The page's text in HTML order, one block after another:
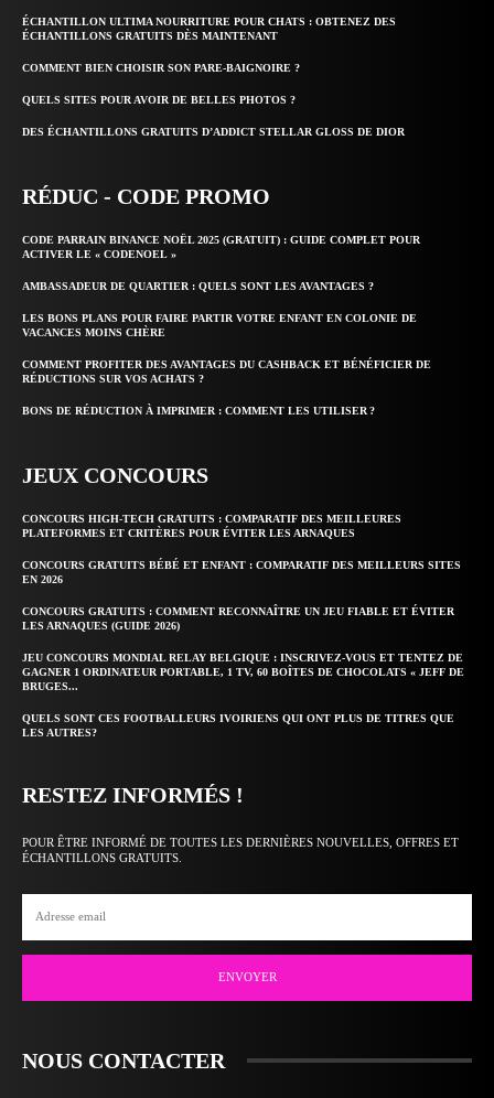
ÉCHANTILLON ULTIMA NOURRITURE POUR CHATS : OBTENEZ DES
ÉCHANTILLONS GRATUITS DÈS MAINTENANT
COMMENT BIEN CHOISIR SON PARE-BAIGNOIRE ?
QUELS SITES POUR AVOIR DE BELLES PHOTOS ?
DES ÉCHANTILLONS GRATUITS D’ADDICT STELLAR GLOSS DE DIOR
RÉDUC - CODE PROMO
CODE PARRAIN BINANCE NOËL 2025 (GRATUIT) : GUIDE COMPLET POUR
ACTIVER LE « CODENOEL »
AMBASSADEUR DE QUARTIER : QUELS SONT LES AVANTAGES ?
LES BONS PLANS POUR FAIRE PARTIR VOTRE ENFANT EN COLONIE DE
VACANCES MOINS CHÈRE
COMMENT PROFITER DES AVANTAGES DU CASHBACK ET BÉNÉFICIER DE
RÉDUCTIONS SUR VOS ACHATS ?
BONS DE RÉDUCTION À IMPRIMER : COMMENT LES UTILISER ?
JEUX CONCOURS
CONCOURS HIGH-TECH GRATUITS : COMPARATIF DES MEILLEURES
PLATEFORMES ET CRITÈRES POUR ÉVITER LES ARNAQUES
CONCOURS GRATUITS BÉBÉ ET ENFANT : COMPARATIF DES MEILLEURS SITES
EN 2026
CONCOURS GRATUITS : COMMENT RECONNAÎTRE UN JEU FIABLE ET ÉVITER
LES ARNAQUES (GUIDE 2026)
JEU CONCOURS MONDIAL RELAY BELGIQUE : INSCRIVEZ-VOUS ET TENTEZ DE
GAGNER 1 ORDINATEUR PORTABLE, 1 TV, 60 BOÎTES DE CHOCOLATS « JEFF DE
BRUGES...
QUELS SONT CES FOOTBALLEURS IVOIRIENS QUI ONT PLUS DE TITRES QUE
LES AUTRES?
RESTEZ INFORMÉS !
POUR ÊTRE INFORMÉ DE TOUTES LES DERNIÈRES NOUVELLES, OFFRES ET
ÉCHANTILLONS GRATUITS.
ENVOYER
NOUS CONTACTER